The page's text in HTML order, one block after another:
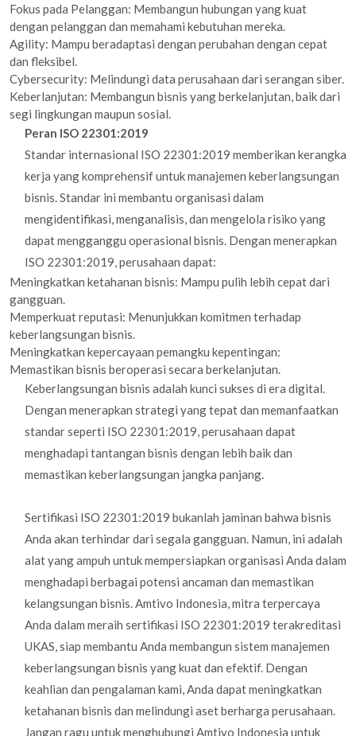
Fokus pada Pelanggan: Membangun hubungan yang kuat
dengan pelanggan dan memahami kebutuhan mereka.
Agility: Mampu beradaptasi dengan perubahan dengan cepat
dan fleksibel.
Cybersecurity: Melindungi data perusahaan dari serangan siber.
Keberlanjutan: Membangun bisnis yang berkelanjutan, baik dari
segi lingkungan maupun sosial.
Peran ISO 22301:2019
Standar internasional ISO 22301:2019 memberikan kerangka
kerja yang komprehensif untuk manajemen keberlangsungan
bisnis. Standar ini membantu organisasi dalam
mengidentifikasi, menganalisis, dan mengelola risiko yang
dapat mengganggu operasional bisnis. Dengan menerapkan
ISO 22301:2019, perusahaan dapat:
Meningkatkan ketahanan bisnis: Mampu pulih lebih cepat dari
gangguan.
Memperkuat reputasi: Menunjukkan komitmen terhadap
keberlangsungan bisnis.
Meningkatkan kepercayaan pemangku kepentingan:
Memastikan bisnis beroperasi secara berkelanjutan.
Keberlangsungan bisnis adalah kunci sukses di era digital.
Dengan menerapkan strategi yang tepat dan memanfaatkan
standar seperti ISO 22301:2019, perusahaan dapat
menghadapi tantangan bisnis dengan lebih baik dan
memastikan keberlangsungan jangka panjang.
Sertifikasi ISO 22301:2019 bukanlah jaminan bahwa bisnis
Anda akan terhindar dari segala gangguan. Namun, ini adalah
alat yang ampuh untuk mempersiapkan organisasi Anda dalam
menghadapi berbagai potensi ancaman dan memastikan
kelangsungan bisnis. Amtivo Indonesia, mitra terpercaya
Anda dalam meraih sertifikasi ISO 22301:2019 terakreditasi
UKAS, siap membantu Anda membangun sistem manajemen
keberlangsungan bisnis yang kuat dan efektif. Dengan
keahlian dan pengalaman kami, Anda dapat meningkatkan
ketahanan bisnis dan melindungi aset berharga perusahaan.
Jangan ragu untuk menghubungi Amtivo Indonesia untuk